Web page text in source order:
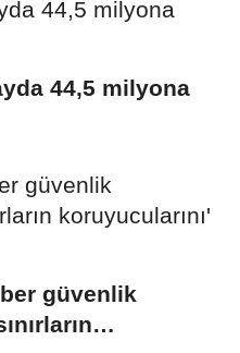
44,5 milyona
güvenlik